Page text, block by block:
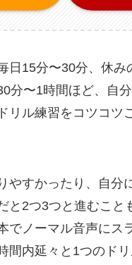
日15分〜30分、休み
分〜1時間ほど、自
リル練習をコツコツ
やすかったり、自分
と2つ3つと進むこと
でノーマル音声にス
間内延々と1つのド